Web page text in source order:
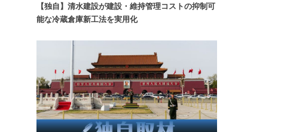
【独自】清水建設が建設・維持管理コストの抑制可
能な冷蔵倉庫新工法を実用化